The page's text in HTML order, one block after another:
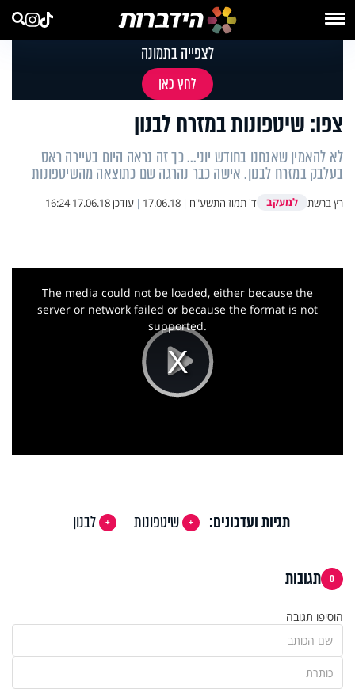
צפו: שיטפונות במזרח לבנון
לא להאמין שאנחנו בחודש יוני... כך זה נראה היום בעיירה ראס
בעלבק במזרח לבנון. אישה כבר נהרגה שם כתוצאה מהשיטפונות
רץ ברשת למעקב ד' תמוז התשע"ח |
17.06.18
| עודכן17.06.18 16:24
לצפייה בתמונה
לחץ כאן
Play
The media could not be loaded, either because the
server or network failed or because the format is not
supported.
תגיות ועדכונים: שיטפונות לבנון
0 תגובות
הוסיפו תגובה